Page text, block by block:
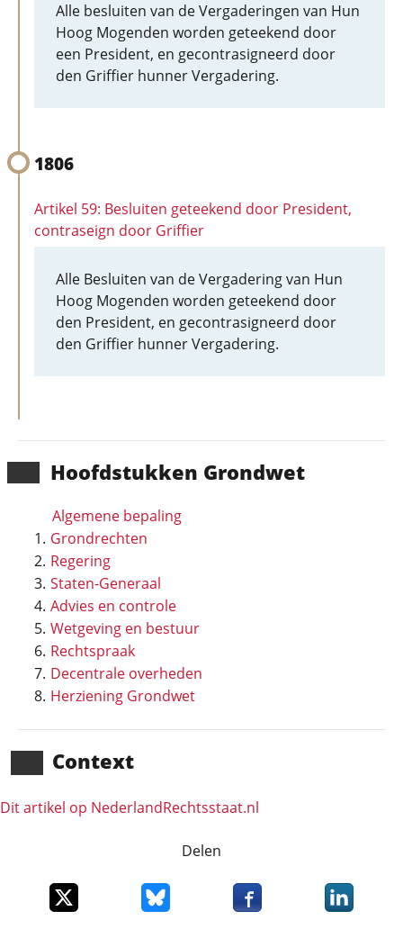
Hoofd­stukken Grondwet
Algemene bepaling
Grondrechten
Regering
Staten-Generaal
Advies en controle
Wetgeving en bestuur
Rechtspraak
Decentrale overheden
Herziening Grondwet
Context
Dit artikel op NederlandRechts­staat.nl
Alle besluiten van de Vergaderingen van Hun
Hoog Mogenden worden geteekend door
een President, en gecontrasigneerd door
den Griffier hunner Vergadering.
1806
Artikel 59: Besluiten geteekend door President,
contraseign door Griffier
Alle Besluiten van de Vergadering van Hun
Hoog Mogenden worden geteekend door
den President, en gecontrasigneerd door
den Griffier hunner Vergadering.
Delen
Deel dit item op XDeel dit item op Bluesky
Deel dit item opDeel dit